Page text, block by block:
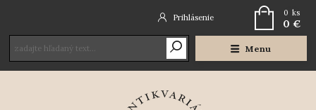
Menu
Prihlásenie 0 ks
0 €